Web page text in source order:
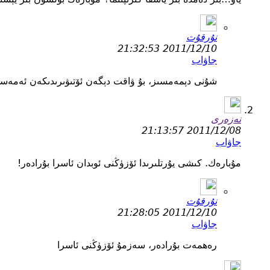
نۇرقۇت
2011/12/10 21:32:53
جاۋاب
شۇنى دېمەمسىز، بۇ ۋاقت دېگەن ئۆتىۋىرىدىكەن
نەزەرى
2011/12/08 21:13:57
جاۋاب
مۇبارەك. كىشى يۇرتلىرىدا ئۆزۈڭنى ئوبدان ئاسرا بۇرادەر!
نۇرقۇت
2011/12/10 21:28:05
جاۋاب
رەھمەت بۇرادەر، سەزمۇ ئۆزۈڭنى ئاسرا